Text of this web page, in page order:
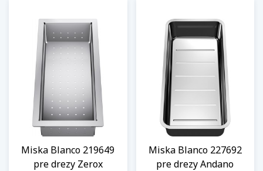
Miska Blanco 219649
pre drezy Zerox
Miska Blanco 227692
pre drezy Andano